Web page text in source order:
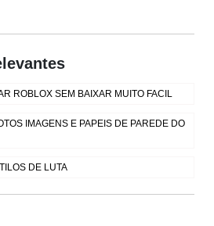
ROBLOX SEM BAIXAR MUITO FACIL
IMAGENS E PAPEIS DE PAREDE DO
DE LUTA